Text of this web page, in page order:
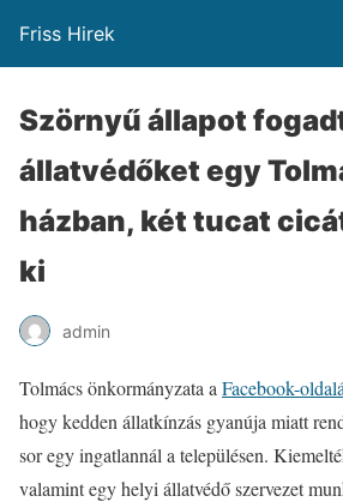
Friss Hirek
Szörnyű állapot
állatvédőket egy
házban, két tucat
ki
admin
Tolmács önkormányzata a Facebook-
hogy kedden állatkínzás gyanúja miatt
sor egy ingatlannál a településen.
valamint egy helyi állatvédő szervezet